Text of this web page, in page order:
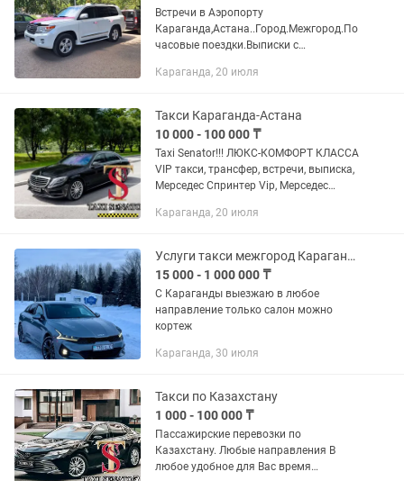
Встречи в Аэропорту
Караганда,Астана..Город.Межгород.По
часовые поездки.Выписки с
Караганда, 20 июля
Такси Караганда-Астана
10 000 - 100 000 ₸
Taxi Senator!!! ЛЮКС-КОМФОРТ КЛАССА
VIP такси, трансфер, встречи, выписка,
Мерседес Спринтер Vip, Мерседес
MERCEDES W222.
ОФИЦИАЛЬНОЕ...
Караганда, 20 июля
Услуги такси межгород Караганда по всему Қазақстана
15 000 - 1 000 000 ₸
С Караганды выезжаю в любое
направление только салон можно
кортеж
Караганда, 30 июля
Такси по Казахстану
1 000 - 100 000 ₸
Пассажирские перевозки по
Казахстану. Любые направления В
любое удобное для Вас время